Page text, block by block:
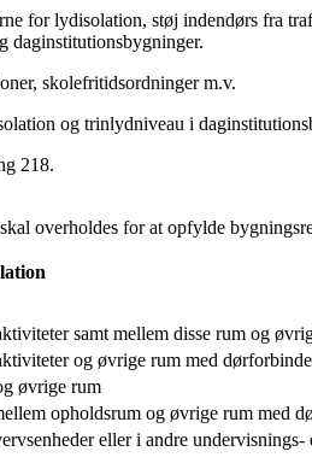
for lydisolation, støj indendørs fra
daginstitutionsbygninger.
skolefritidsordninger m.v.
og trinlydniveau i
218.
overholdes for at opfylde
samt mellem disse rum og
og øvrige rum med
øvrige rum
opholdsrum og øvrige rum med
eller i andre